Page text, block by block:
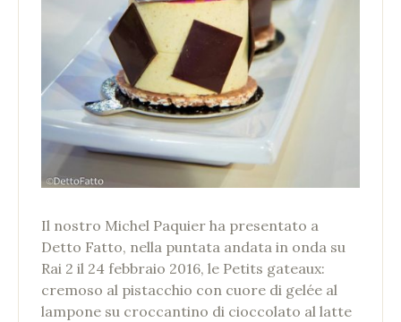
Il nostro Michel Paquier ha presentato a
Detto Fatto, nella puntata andata in onda su
Rai 2 il 24 febbraio 2016, le Petits gateaux:
cremoso al pistacchio con cuore di gelée al
lampone su croccantino di cioccolato al latte